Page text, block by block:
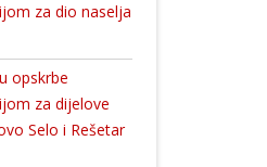
za dio naselja
opskrbe
za dijelove
Selo i Rešetar